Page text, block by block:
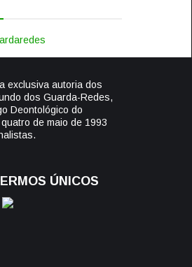
exclusiva autoria dos
dos Guarda-Redes,
Deontológico do
de maio de 1993
ÚNICOS